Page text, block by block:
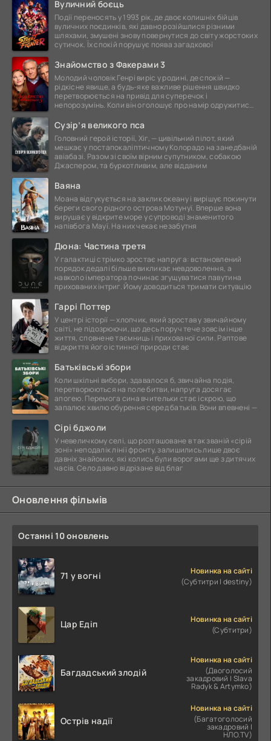
Вуличний боєць
Події переносять у 1993 рік, де двоє колишніх бійців
вуличних поєдинків, які давно розійшлися різними
шляхами, змушені знову повернутися до світу жорстоких
сутичок. Їх спокій порушує поява загадкової
Знайомство з Факерами 3
Молодий чоловік Генрі виріс у родині, де спокій —
рідкісне явище, а будь-яке важливе рішення швидко
перетворюється на привід для суперечок і
непорозумінь. Коли він оголошує про намір одружитися,
Сузір’я великого пса
Головний герой історії, Хіг, — цивільний пілот, який
мешкає у постапокаліптичному Колорадо на занедбаній
авіабазі. Разом зі своїм вірним супутником, собакою
Джаспером, та буркотливим, але відданим
Ваяна
Моана відгукується на заклик океану і вирішує покинути
береги свого рідного острова Мотунуї. Вперше вона
вирушає у відкрите море у супроводі знаменитого
напівбога Мауї. На них чекає незабутня
Дюна: Частина третя
У галактиці стрімко зростає напруга: встановлений
порядок дедалі більше викликає невдоволення, а
навколо імператора починає згущуватися павутина
прихованих інтриг. Йому доводиться тримати ситуацію
Гаррі Поттер
У центрі історії — хлопчик, який зростав у звичайному
світі, не підозрюючи, що десь поруч тече зовсім інше
життя, сповнене таємниць і прихованої сили. Раптове
відкриття його істинної природи стає
Батьківські збори
Коли шкільні вибори, здавалося б, звичайна подія,
перетворюються на поле битви, напруга досягає
апогею. Перемога сина вчительки стає іскрою, що
запалює хвилю обурення серед батьків. Вони впевнені —
Сірі бджоли
У невеличкому селі, що розташоване в так званій «сірій
зоні» неподалік лінії фронту, залишились лише двоє
давніх знайомих, які колись були ворогами ще з дитячих
часів. Село давно відрізане від благ
Оновлення фільмів
Останні 10 оновлень
71 у вогні
Новинка на сайті
(Субтитри | destiny)
Цар Едіп
Новинка на сайті
(Субтитри)
Багдадський злодій
Новинка на сайті
(Двоголосий
закадровий | Slava
Radyk & Artymko)
Острів надії
Новинка на сайті
(Багатоголосий
закадровий |
НЛО.TV)